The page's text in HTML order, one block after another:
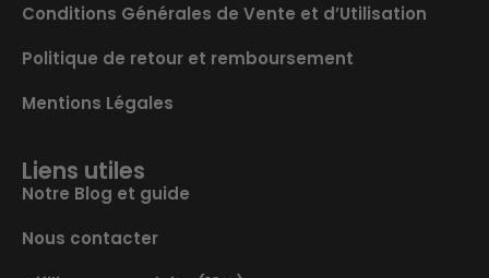
Conditions Générales de Vente et d’Utilisation
Politique de retour et remboursement
Mentions Légales
Liens utiles
Notre Blog et guide
Nous contacter